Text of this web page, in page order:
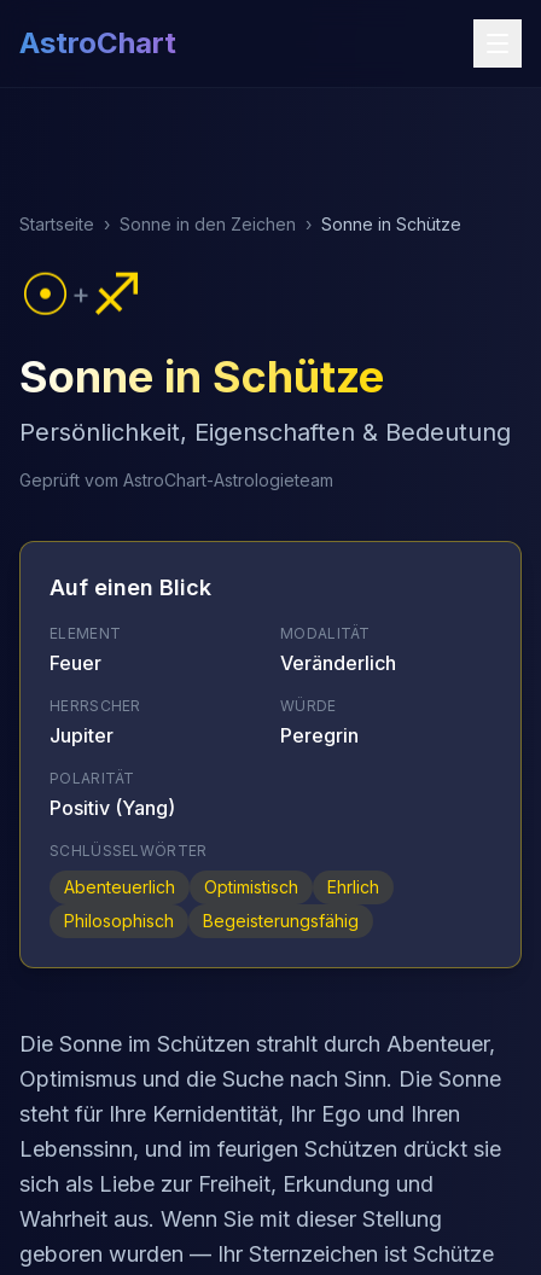
AstroChart
Startseite › Sonne in den Zeichen › Sonne in Schütze
☉ + ♐
Sonne in Schütze
Persönlichkeit, Eigenschaften & Bedeutung
Geprüft vom AstroChart-Astrologieteam
Auf einen Blick
ELEMENT
Feuer
MODALITÄT
Veränderlich
HERRSCHER
Jupiter
WÜRDE
Peregrin
POLARITÄT
Positiv (Yang)
SCHLÜSSELWÖRTER
Abenteuerlich Optimistisch
Ehrlich
Philosophisch
Begeisterungsfähig
Die Sonne im Schützen strahlt durch Abenteuer,
Optimismus und die Suche nach Sinn. Die Sonne
steht für Ihre Kernidentität, Ihr Ego und Ihren
Lebenssinn, und im feurigen Schützen drückt sie
sich als Liebe zur Freiheit, Erkundung und
Wahrheit aus. Wenn Sie mit dieser Stellung
geboren wurden — Ihr Sternzeichen ist Schütze